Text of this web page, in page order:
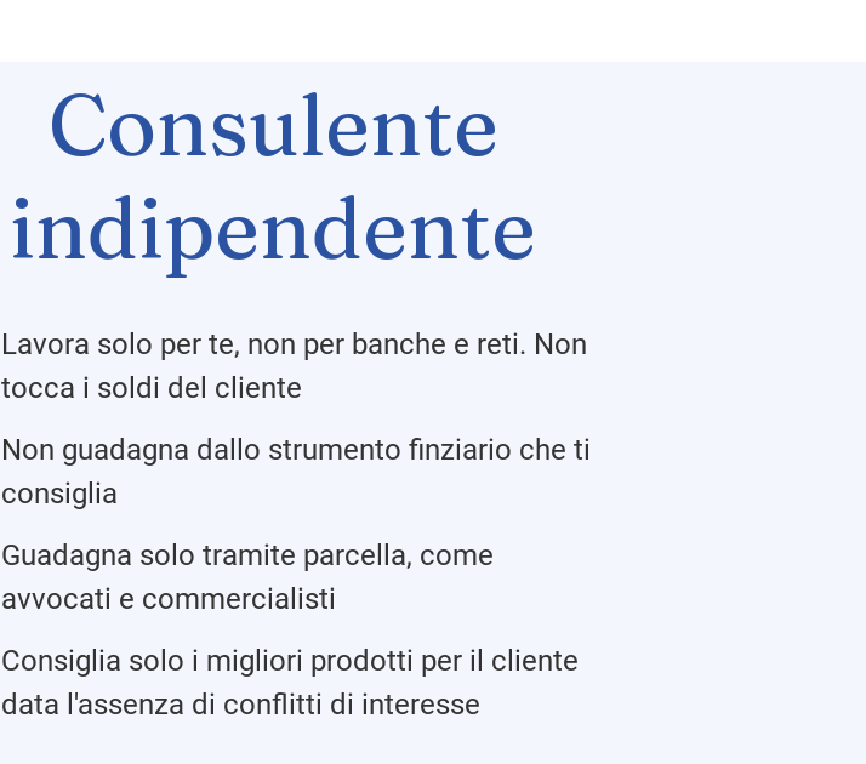
Consulente
indipendente
Lavora solo per te, non per banche e reti. Non
tocca i soldi del cliente
Non guadagna dallo strumento finziario che ti
consiglia
Guadagna solo tramite parcella, come
avvocati e commercialisti
Consiglia solo i migliori prodotti per il cliente
data l'assenza di conflitti di interesse